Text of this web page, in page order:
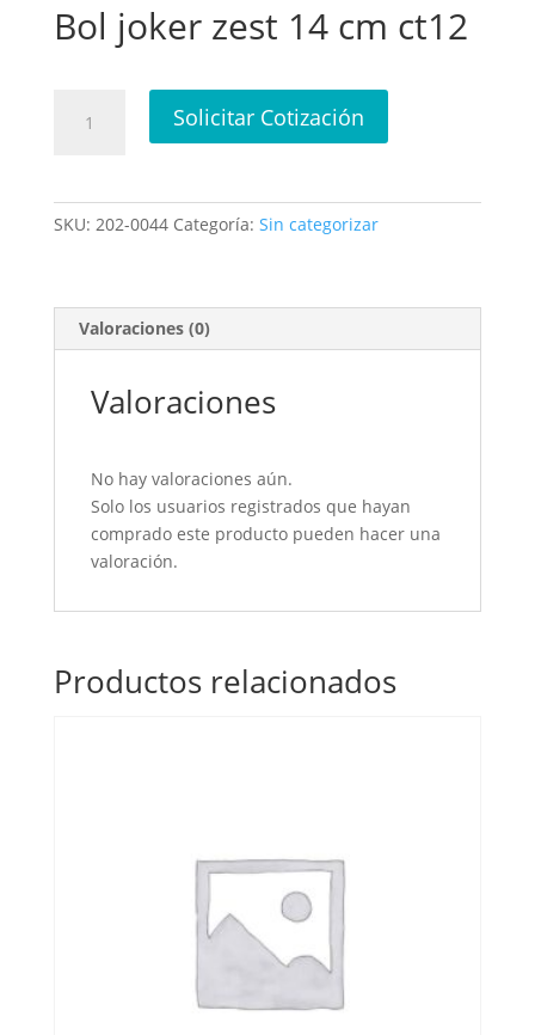
Bol joker zest 14 cm ct12
joker
Solicitar Cotización
SKU: 202-0044 Categoría: Sin categorizar
Valoraciones (0)
Valoraciones
No hay valoraciones aún.
Solo los usuarios registrados que hayan
comprado este producto pueden hacer una
valoración.
Productos relacionados